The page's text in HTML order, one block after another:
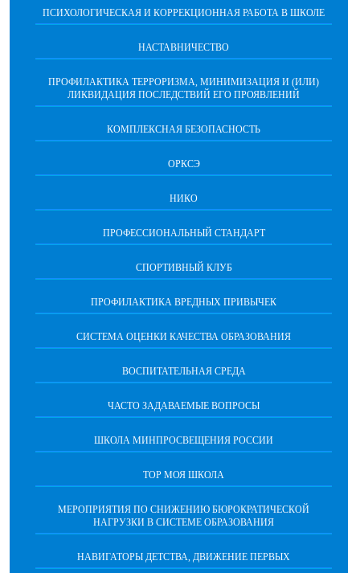
ПСИХОЛОГИЧЕСКАЯ И КОРРЕКЦИОННАЯ РАБОТА В ШКОЛЕ
НАСТАВНИЧЕСТВО
ПРОФИЛАКТИКА ТЕРРОРИЗМА, МИНИМИЗАЦИЯ И (ИЛИ)
ЛИКВИДАЦИЯ ПОСЛЕДСТВИЙ ЕГО ПРОЯВЛЕНИЙ
КОМПЛЕКСНАЯ БЕЗОПАСНОСТЬ
ОРКСЭ
НИКО
ПРОФЕССИОНАЛЬНЫЙ СТАНДАРТ
СПОРТИВНЫЙ КЛУБ
ПРОФИЛАКТИКА ВРЕДНЫХ ПРИВЫЧЕК
CИСТЕМА ОЦЕНКИ КАЧЕСТВА ОБРАЗОВАНИЯ
ВОСПИТАТЕЛЬНАЯ СРЕДА
ЧАСТО ЗАДАВАЕМЫЕ ВОПРОСЫ
ШКОЛА МИНПРОСВЕЩЕНИЯ РОССИИ
ТОР МОЯ ШКОЛА
МЕРОПРИЯТИЯ ПО СНИЖЕНИЮ БЮРОКРАТИЧЕСКОЙ
НАГРУЗКИ В СИСТЕМЕ ОБРАЗОВАНИЯ
НАВИГАТОРЫ ДЕТСТВА, ДВИЖЕНИЕ ПЕРВЫХ